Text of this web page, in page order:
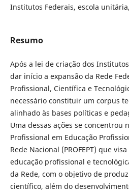
Institutos Federais, escola
Resumo
Após a lei de criação dos
dar início a expansão da Rede
Profissional, Científica e
necessário constituir um corpus
alinhado às bases políticas e
Uma dessas ações se concentrou
Profissional em Educação
Rede Nacional (PROFEPT) que
educação profissional e
da Rede, com o objetivo de
científico, além do